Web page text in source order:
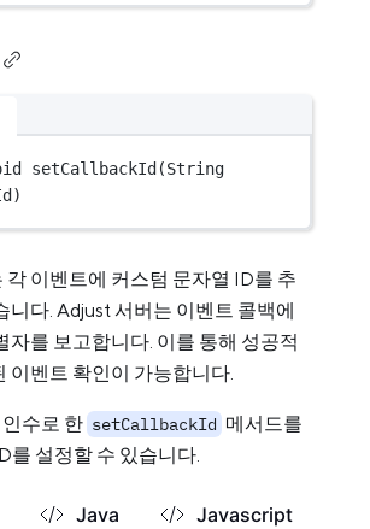
setCallbackId (String
각 이벤트에 커스텀 문자열 ID를 추
니다. Adjust 서버는 이벤트 콜백에
자를 보고합니다. 이를 통해 성공적
이벤트 확인이 가능합니다.
인수로 한 setCallbackId 메서드를
를 설정할 수 있습니다.
Java Javascript